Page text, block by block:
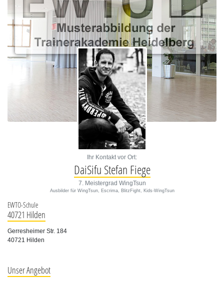
Ihr Kontakt vor Ort:
DaiSifu Stefan Fiege
7. Meistergrad WingTsun
Ausbilder für WingTsun, Escrima, BlitzFight, Kids-WingTsun
EWTO-Schule
40721 Hilden
Gerresheimer Str. 184
40721 Hilden
Unser Angebot